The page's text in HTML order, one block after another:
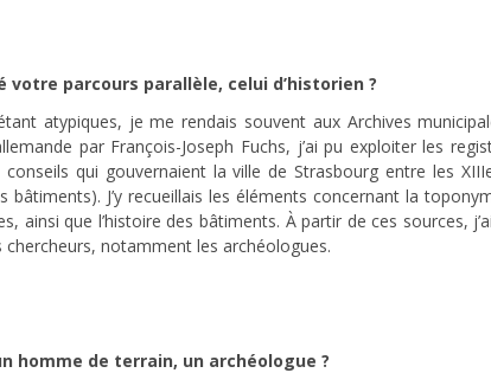
votre parcours parallèle, celui d’historien ?
atypiques, je me rendais souvent aux Archives
par François-Joseph Fuchs, j’ai pu exploiter les
conseils qui gouvernaient la ville de Strasbourg entre les
bâtiments). J’y recueillais les éléments concernant la
ainsi que l’histoire des bâtiments. À partir de ces sources,
chercheurs, notamment les archéologues.
homme de terrain, un archéologue ?